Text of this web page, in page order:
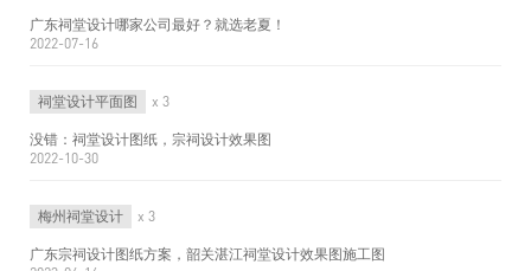
广东祠堂设计哪家公司最好？就选老夏！
2022-07-16
祠堂设计平面图 x 3
没错：祠堂设计图纸，宗祠设计效果图
2022-10-30
梅州祠堂设计 x 3
广东宗祠设计图纸方案，韶关湛江祠堂设计效果图施工图